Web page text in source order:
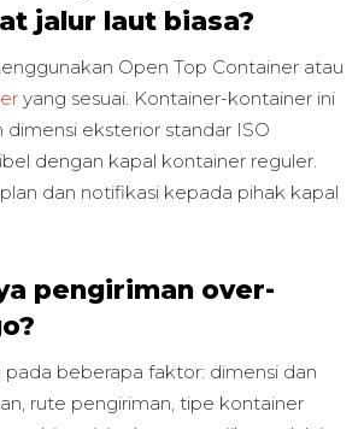
jalur laut biasa?
Open Top Container atau
yang sesuai. Kontainer-kontainer ini
eksterior standar ISO
dengan kapal kontainer reguler.
dan notifikasi kepada pihak kapal
pengiriman over-
beberapa faktor: dimensi dan
rute pengiriman, tipe kontainer